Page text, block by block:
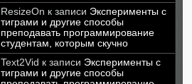
ResizeOn к записи Эксперименты с
тиграми и другие способы
преподавать программирование
студентам, которым скучно
Text2Vid к записи Эксперименты с
тиграми и другие способы